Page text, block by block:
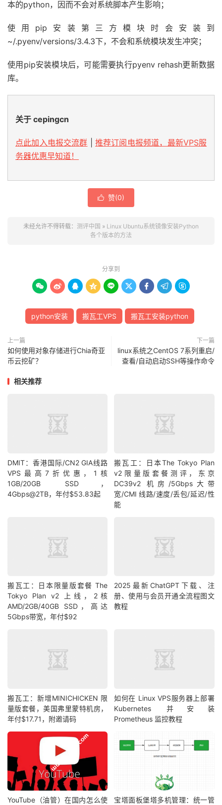
本的python，因而不会对系统脚本产生影响；
使用pip安装第三方模块时会安装到
~/.pyenv/versions/3.4.3下，不会和系统模块发生冲突；
使用pip安装模块后，可能需要执行pyenv rehash更新数据
库。
关于 cepingcn
点此加入电报交流群
推荐订阅电报频道，最新VPS服
务器优惠早知道！
 赞(0)
未经允许不得转载： 测评中国 » Linux Ubuntu系统镜像安装Python
各个版本的方法
分享到
        
python安装 搬瓦工VPS 搬瓦工安装python
上一篇
如何使用对象存储进行Chia奇亚
币云挖矿？
下一篇
linux系统之CentOS 7系列重启/
查看/自动启动SSH等操作命令
相关推荐
DMIT：香港国际/CN2 GIA线路
VPS最高7折优惠，1核
1GB/20GB SSD，
4Gbps@2TB，年付$53.83起
搬瓦工：日本The Tokyo Plan
v2限量版套餐测评，东京
DC39v2 机房/5Gbps大带
宽/CMI 线路/速度/丢包/延迟/性
能
搬瓦工：日本限量版套餐 The
Tokyo Plan v2 上线，2核
AMD/2GB/40GB SSD，高达
5Gbps带宽，年付$92
2025最新ChatGPT下载、注
册、使用与会员开通全流程图文
教程
搬瓦工：新增MINICHICKEN 限
量版套餐，美国弗里蒙特机房，
年付$17.71，附邀请码
如何在 Linux VPS服务器上部署
Kubernetes 并安装
Prometheus 监控教程
YouTube（油管）在国内怎么使
宝塔面板堡塔多机管理：统一管